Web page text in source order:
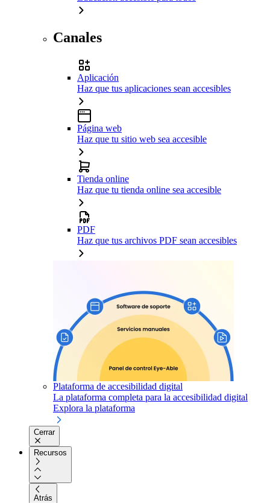
Canales
Aplicación
Haz que tus aplicaciones sean accesibles
Página web
Haz que tu sitio web sea accesible
Tienda online
Haz que tu tienda online sea accesible
PDF
Haz que tus archivos PDF sean accesibles
Plataforma de accesibilidad digital
La plataforma completa para la accesibilidad digital
Explora la plataforma
Cerrar
Recursos
Atrás